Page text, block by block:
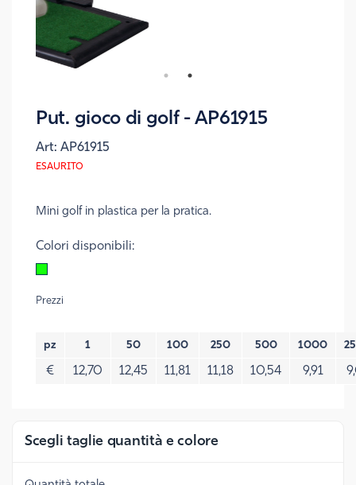
Put. gioco di golf - AP61915
Art: AP61915
ESAURITO
Mini golf in plastica per la pratica.
Colori disponibili:
Prezzi
pz 1 50 100 250 500 1000
€ 12,70 12,45 11,81 11,18 10,54 9,91
Scegli taglie quantità e colore